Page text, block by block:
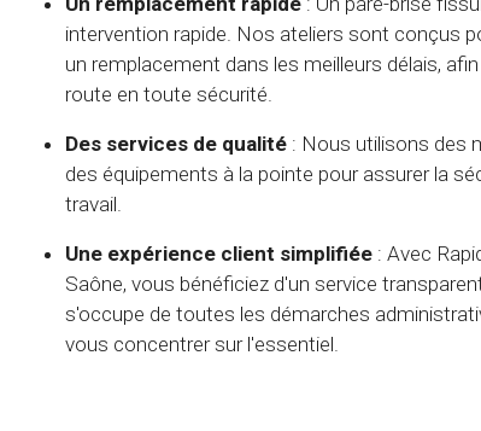
intervention rapide. Nos ateliers sont conçus
un remplacement dans les meilleurs délais,
route en toute sécurité.
Des services de qualité : Nous utilisons des
des équipements à la pointe pour assurer la
travail.
Une expérience client simplifiée : Avec
Saône, vous bénéficiez d'un service
s'occupe de toutes les démarches
vous concentrer sur l'essentiel.